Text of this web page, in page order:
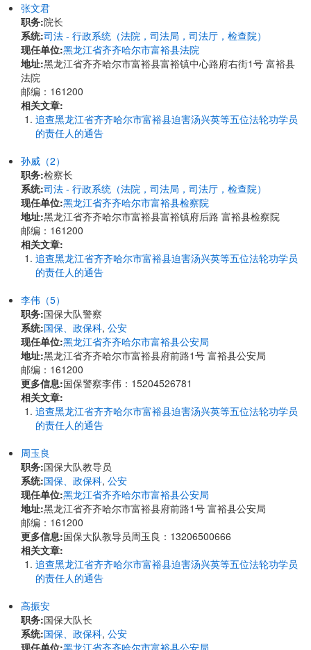
张文君
职务:院长
系统:司法 - 行政系统（法院，司法局，司法厅，检查院）
现任单位:黑龙江省齐齐哈尔市富裕县法院
地址:黑龙江省齐齐哈尔市富裕县富裕镇中心路府右街1号 富裕县
法院
邮编：161200
相关文章:
追查黑龙江省齐齐哈尔市富裕县迫害汤兴英等五位法轮功学员
的责任人的通告
孙威（2）
职务:检察长
系统:司法 - 行政系统（法院，司法局，司法厅，检查院）
现任单位:黑龙江省齐齐哈尔市富裕县检察院
地址:黑龙江省齐齐哈尔市富裕县富裕镇府后路 富裕县检察院
邮编：161200
相关文章:
追查黑龙江省齐齐哈尔市富裕县迫害汤兴英等五位法轮功学员
的责任人的通告
李伟（5）
职务:国保大队警察
系统:国保、政保科, 公安
现任单位:黑龙江省齐齐哈尔市富裕县公安局
地址:黑龙江省齐齐哈尔市富裕县府前路1号 富裕县公安局
邮编：161200
更多信息:国保警察李伟：15204526781
相关文章:
追查黑龙江省齐齐哈尔市富裕县迫害汤兴英等五位法轮功学员
的责任人的通告
周玉良
职务:国保大队教导员
系统:国保、政保科, 公安
现任单位:黑龙江省齐齐哈尔市富裕县公安局
地址:黑龙江省齐齐哈尔市富裕县府前路1号 富裕县公安局
邮编：161200
更多信息:国保大队教导员周玉良：13206500666
相关文章:
追查黑龙江省齐齐哈尔市富裕县迫害汤兴英等五位法轮功学员
的责任人的通告
高振安
职务:国保大队长
系统:国保、政保科, 公安
现任单位:黑龙江省齐齐哈尔市富裕县公安局